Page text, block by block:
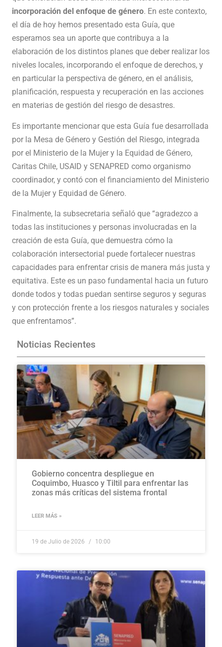
incorporación del enfoque de género. En este contexto,
el día de hoy hemos presentado esta Guía, que
esperamos sea un aporte que contribuya a la
elaboración de los distintos planes que deber realizar los
niveles locales, incorporando el enfoque de derechos, y
en particular la perspectiva de género, en el análisis,
planificación, respuesta y recuperación en las acciones
en materias de gestión del riesgo de desastres.
Es importante mencionar que esta Guía fue desarrollada
por la Mesa de Género y Gestión del Riesgo, integrada
por el Ministerio de la Mujer y la Equidad de Género,
Caritas Chile, USAID y SENAPRED como organismo
coordinador, y contó con el financiamiento del Ministerio
de la Mujer y Equidad de Género.
Finalmente, la subsecretaria señaló que “agradezco a
todas las instituciones y personas involucradas en la
creación de esta Guía, que demuestra cómo la
colaboración intersectorial puede fortalecer nuestras
capacidades para enfrentar crisis de manera más justa y
equitativa. Este es un paso fundamental hacia un futuro
donde todos y todas puedan sentirse seguros y seguras
y con protección frente a los riesgos naturales y sociales
que enfrentamos”.
Noticias Recientes
Gobierno concentra despliegue en
Coquimbo, Huasco y Tiltil para enfrentar las
zonas más críticas del sistema frontal
LEER MÁS »
19 de Julio de 2026 10:00